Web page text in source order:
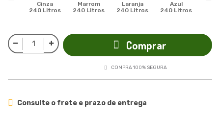
Cinza
240 Litros
Marrom
240 Litros
Laranja
240 Litros
Azul
240 Litros
Comprar
COMPRA 100% SEGURA
Consulte o frete e prazo de entrega